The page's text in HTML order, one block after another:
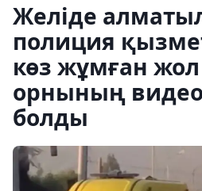
Желіде
полиция
көз жұмған
орнының
болды